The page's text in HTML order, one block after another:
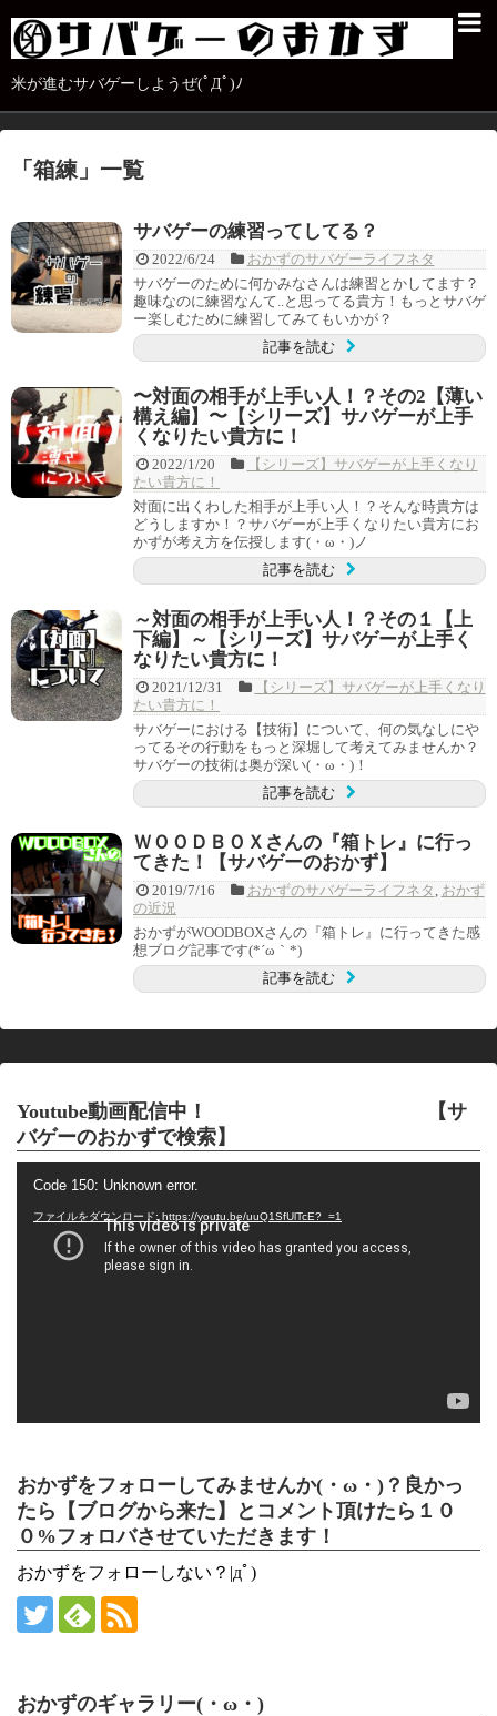
米が進むサバゲーしようぜ(ﾟДﾟ)ﾉ
「 箱練 」 一覧
サバゲーの練習ってしてる？
2022/6/24
おかずのサバゲーライフネタ
サバゲーのために何かみなさんは練習とかしてます？
趣味なのに練習なんて..と思ってる貴方！もっとサバゲ
ー楽しむために練習してみてもいかが？
記事を読む
〜対面の相手が上手い人！？その2【薄い
構え編】〜【シリーズ】サバゲーが上手
くなりたい貴方に！
2022/1/20
【シリーズ】サバゲーが上手くなり
たい貴方に！
対面に出くわした相手が上手い人！？そんな時貴方は
どうしますか！？サバゲーが上手くなりたい貴方にお
かずが考え方を伝授します(・ω・)ノ
記事を読む
～対面の相手が上手い人！？その１【上
下編】～【シリーズ】サバゲーが上手く
なりたい貴方に！
2021/12/31
【シリーズ】サバゲーが上手くなり
たい貴方に！
サバゲーにおける【技術】について、何の気なしにや
ってるその行動をもっと深堀して考えてみませんか？
サバゲーの技術は奥が深い(・ω・)！
記事を読む
ＷＯＯＤＢＯＸさんの『箱トレ』に行っ
てきた！【サバゲーのおかず】
2019/7/16 おかずのサバゲーライフネタ おかず
の近況
おかずがWOODBOXさんの『箱トレ』に行ってきた感
想ブログ記事です(*´ω｀*)
記事を読む
Youtube動画配信中！ 【サ
バゲーのおかずで検索】
Code 150: Unknown error.
ファイルをダウンロード: https://youtu.be/uuQ1SfUlTcE?_=1
おかずをフォローしてみませんか(・ω・)？良かっ
たら【ブログから来た】とコメント頂けたら１０
０%フォロバさせていただきます！
おかずをフォローしない？|дﾟ)
おかずのギャラリー(・ω・)